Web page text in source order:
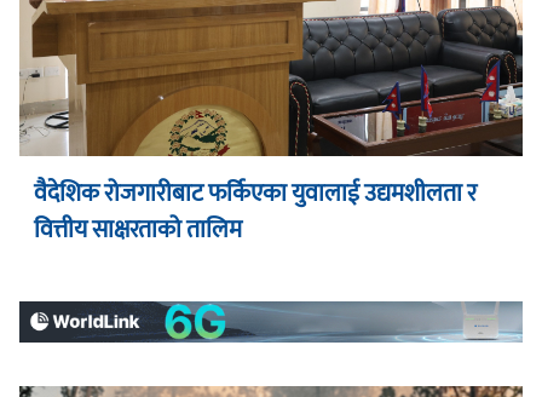
वैदेशिक रोजगारीबाट फर्किएका युवालाई उद्यमशीलता र
वित्तीय साक्षरताको तालिम